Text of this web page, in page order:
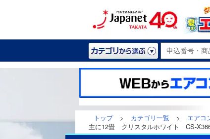
トップ > カテゴリ一覧 > エアコ
主に12畳 クリスタルホワイト CS-